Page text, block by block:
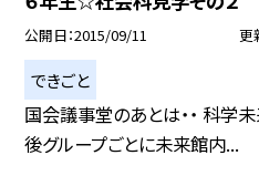
公開日 2015/09/11 更
できごと
国会議事堂のあとは・・ 科学
後グループごとに未来館内...